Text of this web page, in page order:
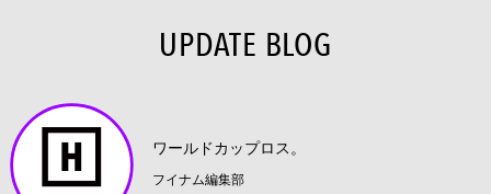
UPDATE BLOG
ワールドカップロス。
フイナム編集部